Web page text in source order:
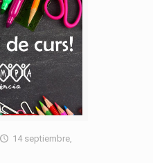
14 septiembre,